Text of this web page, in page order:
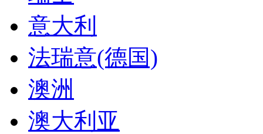
意大利
法瑞意(德国)
澳洲
澳大利亚